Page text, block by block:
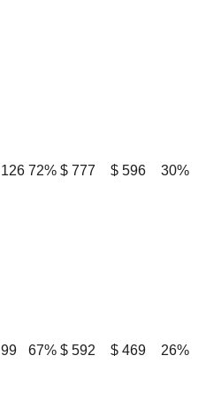
126 72% $ 777 $ 596 30%
99 67% $ 592 $ 469 26%